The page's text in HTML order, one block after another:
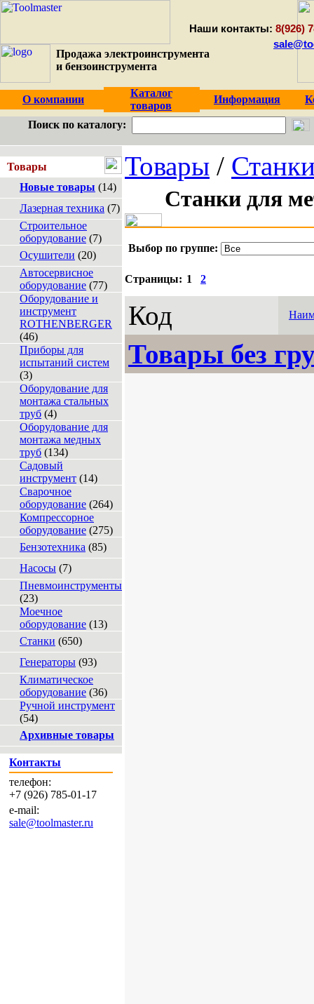
Продажа электроинструмента
и бензоинструмента
Наши контакты: 8(926)
О компании
Каталог
товаров
Информация
Поиск по каталогу:
Товары
Новые товары (14)
Лазерная техника (7)
Строительное
оборудование (7)
Осушители (20)
Автосервисное
оборудование (77)
Оборудование и
инструмент
ROTHENBERGER
(46)
Приборы для
испытаний систем
(3)
Оборудование для
монтажа стальных
труб (4)
Оборудование для
монтажа медных
труб (134)
Садовый
инструмент (14)
Сварочное
оборудование (264)
Компрессорное
оборудование (275)
Бензотехника (85)
Насосы (7)
Пневмоинструменты
(23)
Моечное
оборудование (13)
Станки (650)
Генераторы (93)
Климатическое
оборудование (36)
Ручной инструмент
(54)
Архивные товары
Контакты
телефон:
+7 (926) 785-01-17
e-mail:
sale@toolmaster.ru
Товары /
Станки для
Выбор по группе:
Страницы: 1 2
Код
Товары без